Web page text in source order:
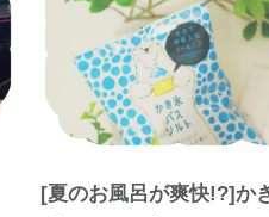
[夏のお風呂が爽快!?]か